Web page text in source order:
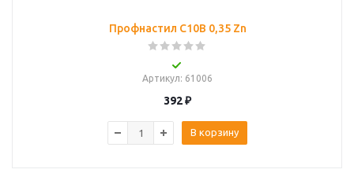
Профнастил С10B 0,35 Zn
Артикул: 61006
392₽
В корзину